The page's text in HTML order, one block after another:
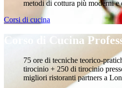
metodi di cottura più moderni e
Corsi di cucina
Corso di Cucina
75 ore di tecniche teorico-
tirocinio + 250 di tirocinio
migliori ristoranti partners a